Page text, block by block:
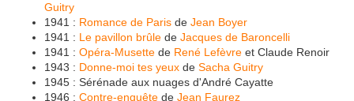
Guitry
1941 : Romance de Paris de Jean Boyer
1941 : Le pavillon brûle de Jacques de Baroncelli
1941 : Opéra-Musette de René Lefèvre et Claude Renoir
1943 : Donne-moi tes yeux de Sacha Guitry
1945 : Sérénade aux nuages d'André Cayatte
1946 : Contre-enquête de Jean Faurez